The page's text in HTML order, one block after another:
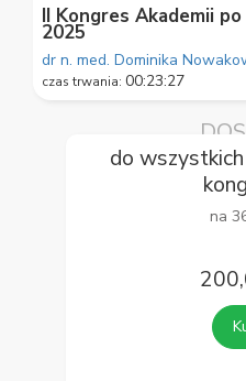
II Kongres Akademii
2025
dr n. med. Dominika
czas trwania: 00:23:27
do
na